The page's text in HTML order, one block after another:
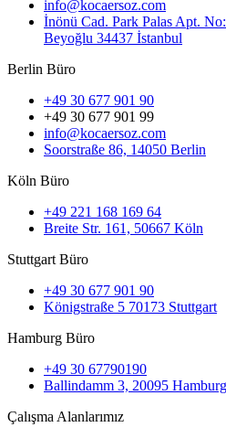
info@kocaersoz.com
İnönü Cad. Park Palas Apt.
Beyoğlu 34437 İstanbul
Berlin Büro
+49 30 677 901 90
+49 30 677 901 99
info@kocaersoz.com
Soorstraße 86, 14050 Berlin
Köln Büro
+49 221 168 169 64
Breite Str. 161, 50667 Köln
Stuttgart Büro
+49 30 677 901 90
Königstraße 5 70173 Stuttgart
Hamburg Büro
+49 30 67790190
Ballindamm 3, 20095
Çalışma Alanlarımız